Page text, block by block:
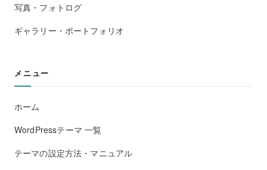
写真・フォトログ
ギャラリー・ポートフォリオ
メニュー
ホーム
WordPressテーマ 一覧
テーマの設定方法・マニュアル